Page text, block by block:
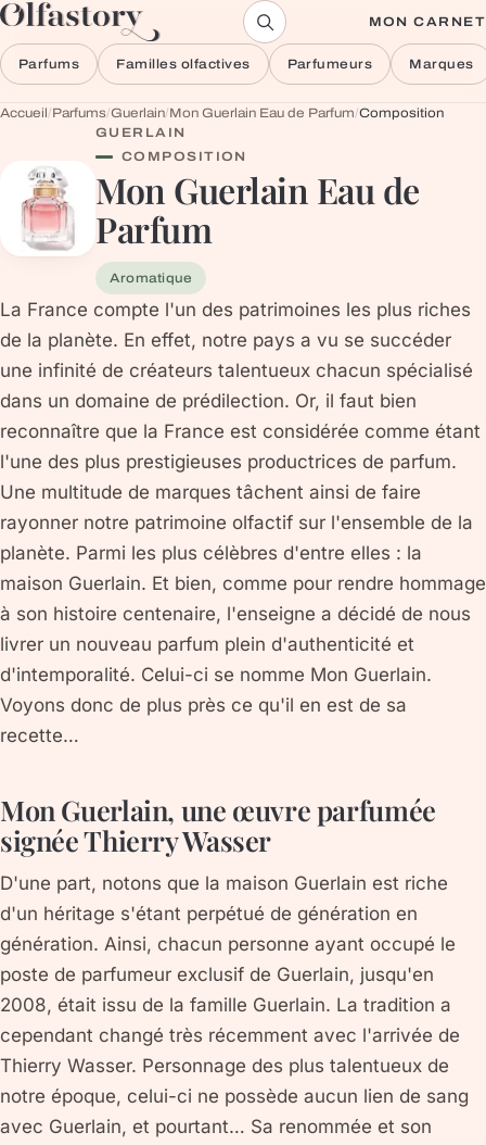
Aller au contenu MON CARNET
Parfums Familles olfactives Parfumeurs Marques
Accueil/Parfums/Guerlain/Mon Guerlain Eau de Parfum/Composition
GUERLAIN
COMPOSITION
Mon Guerlain Eau de
Parfum
Aromatique
La France compte l'un des patrimoines les plus riches
de la planète. En effet, notre pays a vu se succéder
une infinité de créateurs talentueux chacun spécialisé
dans un domaine de prédilection. Or, il faut bien
reconnaître que la France est considérée comme étant
l'une des plus prestigieuses productrices de parfum.
Une multitude de marques tâchent ainsi de faire
rayonner notre patrimoine olfactif sur l'ensemble de la
planète. Parmi les plus célèbres d'entre elles : la
maison Guerlain. Et bien, comme pour rendre hommage
à son histoire centenaire, l'enseigne a décidé de nous
livrer un nouveau parfum plein d'authenticité et
d'intemporalité. Celui-ci se nomme Mon Guerlain.
Voyons donc de plus près ce qu'il en est de sa
recette…
Mon Guerlain, une œuvre parfumée
signée Thierry Wasser
D'une part, notons que la maison Guerlain est riche
d'un héritage s'étant perpétué de génération en
génération. Ainsi, chacun personne ayant occupé le
poste de parfumeur exclusif de Guerlain, jusqu'en
2008, était issu de la famille Guerlain. La tradition a
cependant changé très récemment avec l'arrivée de
Thierry Wasser. Personnage des plus talentueux de
notre époque, celui-ci ne possède aucun lien de sang
avec Guerlain, et pourtant… Sa renommée et son